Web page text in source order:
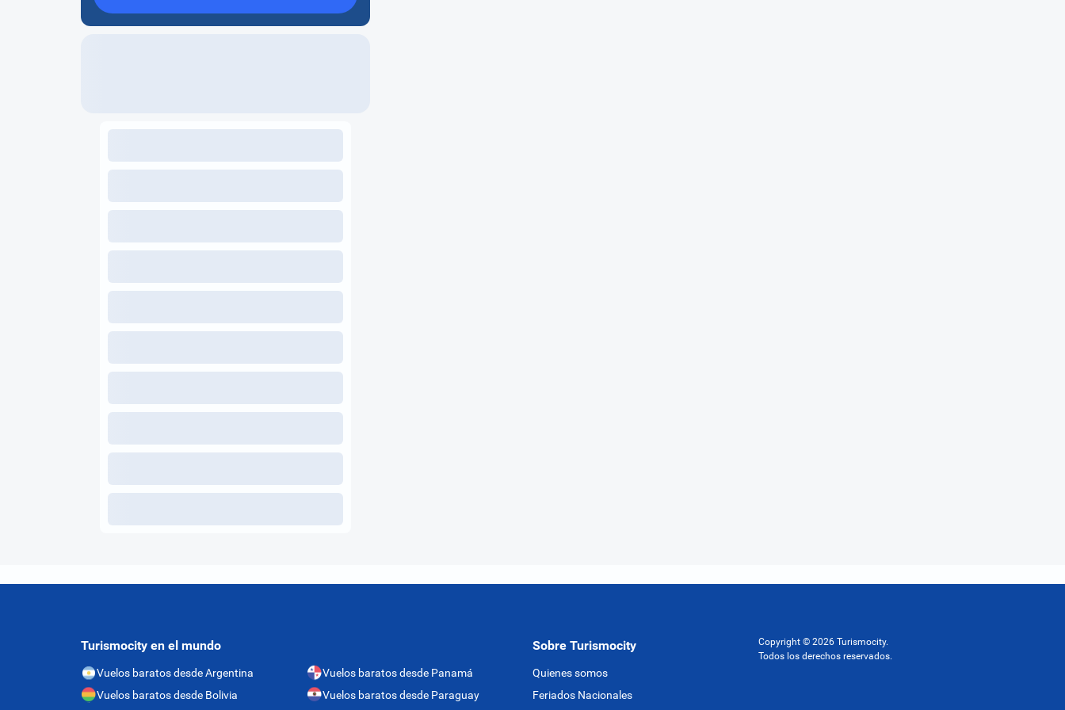
Turismocity en el mundo
Vuelos baratos desde Argentina
Vuelos baratos desde Bolivia
Vuelos baratos desde Panamá
Vuelos baratos desde Paraguay
Sobre Turismocity
Quienes somos
Feriados Nacionales
Copyright © 2026 Turismocity.
Todos los derechos reservados.